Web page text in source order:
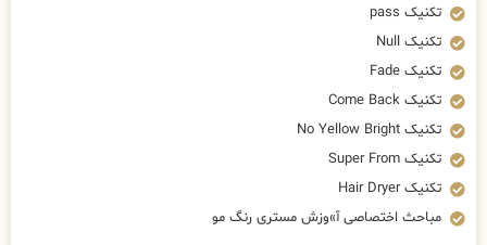
تکنیک pass
تکنیک Null
تکنیک Fade
تکنیک Come Back
تکنیک No Yellow Bright
تکنیک Super From
تکنیک Hair Dryer
مباحث اختصاصی آ»وزش مستری رنگ مو